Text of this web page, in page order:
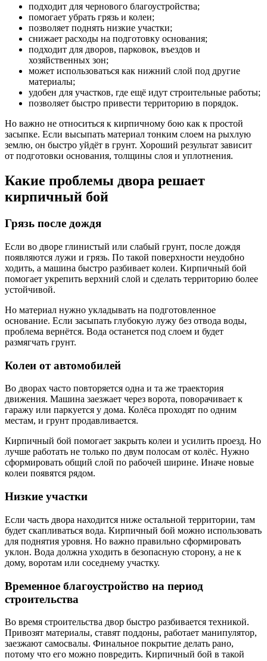
подходит для чернового благоустройства;
помогает убрать грязь и колеи;
позволяет поднять низкие участки;
снижает расходы на подготовку основания;
подходит для дворов, парковок, въездов и
хозяйственных зон;
может использоваться как нижний слой под другие
материалы;
удобен для участков, где ещё идут строительные работы;
позволяет быстро привести территорию в порядок.
Но важно не относиться к кирпичному бою как к простой
засыпке. Если высыпать материал тонким слоем на рыхлую
землю, он быстро уйдёт в грунт. Хороший результат зависит
от подготовки основания, толщины слоя и уплотнения.
Какие проблемы двора решает
кирпичный бой
Грязь после дождя
Если во дворе глинистый или слабый грунт, после дождя
появляются лужи и грязь. По такой поверхности неудобно
ходить, а машина быстро разбивает колеи. Кирпичный бой
помогает укрепить верхний слой и сделать территорию более
устойчивой.
Но материал нужно укладывать на подготовленное
основание. Если засыпать глубокую лужу без отвода воды,
проблема вернётся. Вода останется под слоем и будет
размягчать грунт.
Колеи от автомобилей
Во дворах часто повторяется одна и та же траектория
движения. Машина заезжает через ворота, поворачивает к
гаражу или паркуется у дома. Колёса проходят по одним
местам, и грунт продавливается.
Кирпичный бой помогает закрыть колеи и усилить проезд. Но
лучше работать не только по двум полосам от колёс. Нужно
сформировать общий слой по рабочей ширине. Иначе новые
колеи появятся рядом.
Низкие участки
Если часть двора находится ниже остальной территории, там
будет скапливаться вода. Кирпичный бой можно использовать
для поднятия уровня. Но важно правильно сформировать
уклон. Вода должна уходить в безопасную сторону, а не к
дому, воротам или соседнему участку.
Временное благоустройство на период
строительства
Во время строительства двор быстро разбивается техникой.
Привозят материалы, ставят поддоны, работает манипулятор,
заезжают самосвалы. Финальное покрытие делать рано,
потому что его можно повредить. Кирпичный бой в такой